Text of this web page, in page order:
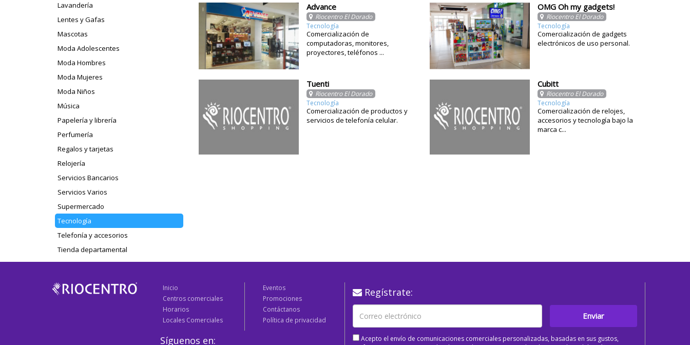
Lavandería
Lentes y Gafas
Mascotas
Moda Adolescentes
Moda Hombres
Moda Mujeres
Moda Niños
Música
Papelería y librería
Perfumería
Regalos y tarjetas
Relojería
Servicios Bancarios
Servicios Varios
Supermercado
Tecnología
Telefonía y accesorios
Tienda departamental
Advance
Riocentro El Dorado
Tecnología
Comercialización de
computadoras, monitores,
proyectores, teléfonos ...
OMG Oh my gadgets!
Riocentro El Dorado
Tecnología
Comercialización de gadgets
electrónicos de uso personal.
Tuenti
Riocentro El Dorado
Tecnología
Comercialización de productos y
servicios de telefonía celular.
Cubitt
Riocentro El Dorado
Tecnología
Comercialización de relojes,
accesorios y tecnología bajo la
marca c...
Inicio
Centros comerciales
Horarios
Locales Comerciales
Eventos
Promociones
Contáctanos
Política de privacidad
Síguenos en:
Regístrate:
Enviar
Acepto el envío de comunicaciones comerciales personalizadas, basadas en sus gustos,